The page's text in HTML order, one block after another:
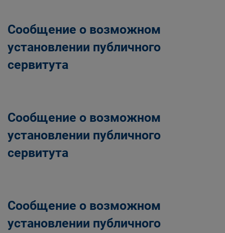
Сообщение о возможном
установлении публичного
сервитута
Сообщение о возможном
установлении публичного
сервитута
Сообщение о возможном
установлении публичного